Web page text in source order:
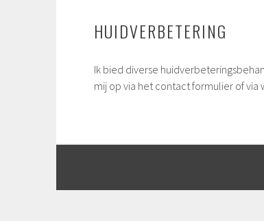
HUIDVERBETERING
Ik bied diverse
mij op via het contact formulier of via